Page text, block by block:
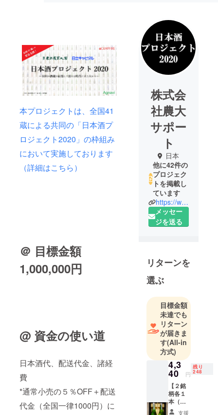
本プロジェクトは、全国41
蔵による共同の「日本酒プ
ロジェクト2020」の枠組み
において実施しております
（詳細はこちら）
＠ 目標金額
1,000,000円
@ 資金の使い道
日本酒代、配送代金、諸経
費
*通常小売の５％OFF＋配送
代金（全国一律1000円）に
株式会
社農大
サポー
ト
日本
他に42件の
プロジェク
トを掲載し
ています
https://www.facebook.com/sakagura2020/?modal=admin_todo_tour
メッセー
ジを送る
リターンを
選ぶ
目標金額
未達でも
リターン
が届きま
す(All-in
方式)
4,3
40 円
残り
248
【２銘
柄各１
本（計
２
支援